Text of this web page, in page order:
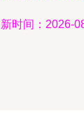
时间：2026-